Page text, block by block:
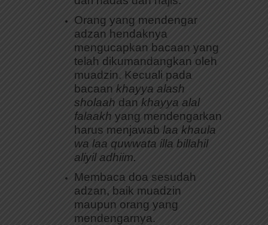
Orang yang mendengar
adzan hendaknya
mengucapkan bacaan yang
telah dikumandangkan oleh
muadzin. Kecuali pada
bacaan khayya alash
sholaah dan khayya alal
falaakh yang mendengarkan
harus menjawab laa khaula
wa laa quwwata illa billahil
aliyil adhiim.
Membaca doa sesudah
adzan, baik muadzin
maupun orang yang
mendengarnya.